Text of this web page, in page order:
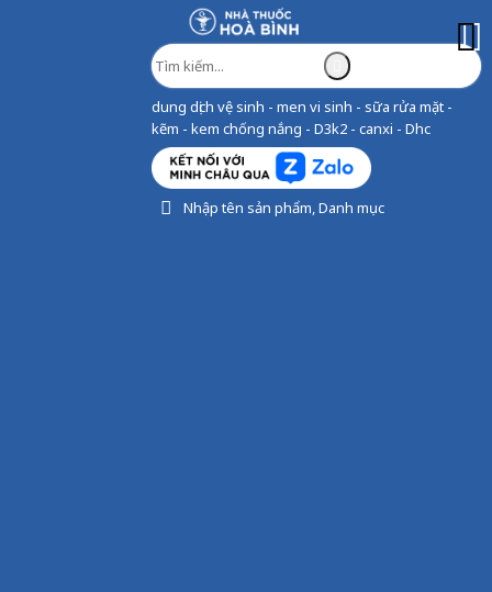
dung dịch vệ sinh - men vi sinh - sữa rửa mặt -
kẽm - kem chống nắng - D3k2 - canxi - Dhc
Nhập tên sản phẩm, Danh mục